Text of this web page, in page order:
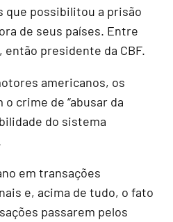
que possibilitou a prisão
de seus países. Entre
então presidente da CBF.
americanos, os
crime de “abusar da
do sistema
em transações
e, acima de tudo, o fato
passarem pelos